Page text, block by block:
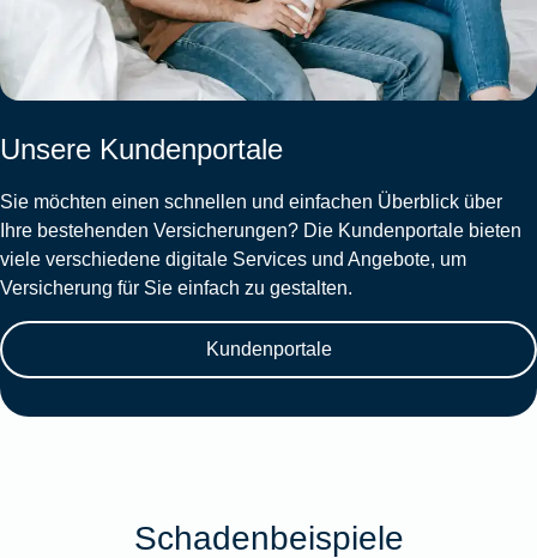
Unsere Kundenportale
Sie möchten einen schnellen und einfachen Überblick über
Ihre bestehenden Versicherungen? Die Kundenportale bieten
viele verschiedene digitale Services und Angebote, um
Versicherung für Sie einfach zu gestalten.
Kundenportale
Schadenbeispiele